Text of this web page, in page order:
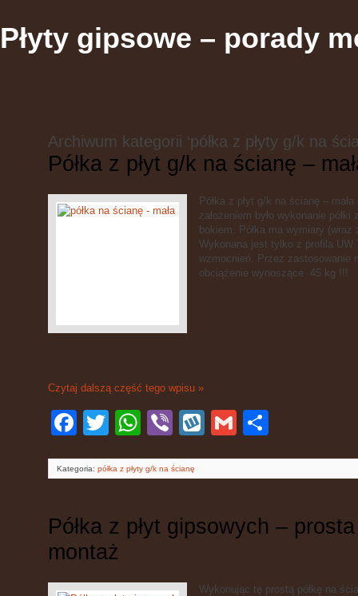
Płyty gipsowe – porady
Archiwum kategorii ‘półka z płyty g/k na
Półka z płyt g/k na ścianę –
Półka z płyt g/k na ścianę –
założeniem było wykonanie
bokiem. Półka ma wymiary
Wykonana jest tylko z profila UW
wzmocnień. Przez zastosowanie
obciążenie wynoszące 45 kg !!!
Czytaj dalszą część tego wpisu »
Facebook
Twitter WhatsApp
Viber WykopGmail
Kategoria: półka z płyty g/k na ścianę
Półka z płyt gipsowych –
montaż
Wykonując tę prostą półkę na